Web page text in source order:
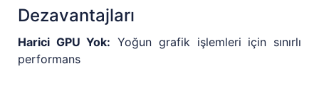
Dezavantajları
Harici GPU Yok: Yoğun grafik işlemleri için sınırlı
performans